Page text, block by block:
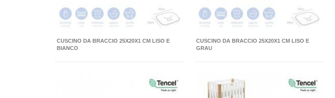
CUSCINO DA BRACCIO 25X20X1 CM LISO E
BIANCO
CUSCINO DA BRACCIO 25X20X1 CM LISO E
GRAU